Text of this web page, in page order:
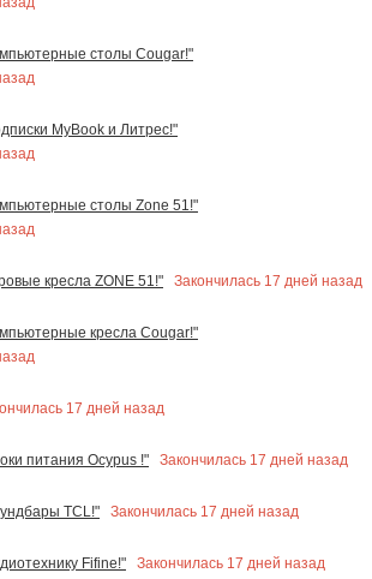
столы Cougar!"
MyBook и Литрес!"
столы Zone 51!"
кресла ZONE 51!"
Закончилась 17 дней назад
кресла Cougar!"
17 дней назад
питания Ocypus !"
Закончилась 17 дней назад
TCL!"
Закончилась 17 дней назад
Fifine!"
Закончилась 17 дней назад